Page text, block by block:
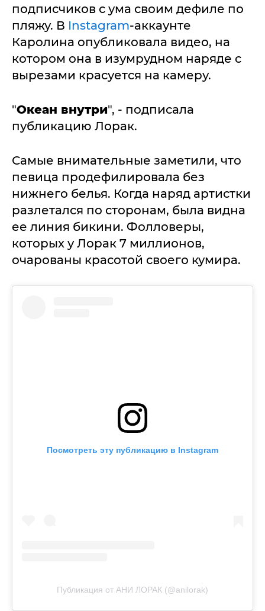
подписчиков с ума своим дефиле по
пляжу. В Instagram-аккаунте
Каролина опубликовала видео, на
котором она в изумрудном наряде с
вырезами красуется на камеру.
"Океан внутри", - подписала
публикацию Лорак.
Самые внимательные заметили, что
певица продефилировала без
нижнего белья. Когда наряд артистки
разлетался по сторонам, была видна
ее линия бикини. Фолловеры,
которых у Лорак 7 миллионов,
очарованы красотой своего кумира.
Посмотреть эту публикацию в Instagram
Публикация от АНИ ЛОРАК (@anilorak)